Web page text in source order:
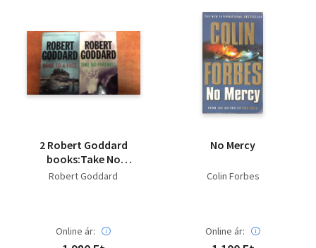
2 Robert Goddard
books:Take No
Farewell,Name To A
Robert Goddard
Online ár:
No Mercy
Colin Forbes
Online ár: